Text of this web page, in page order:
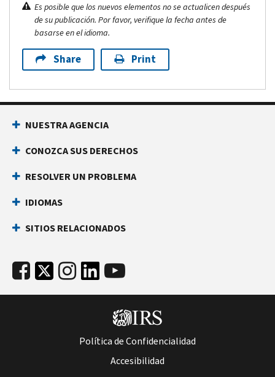
Es posible que los nuevos elementos no se actualicen después
de su publicación. Por favor, verifique la fecha antes de
basarse en el idioma.
Share Print
NUESTRA AGENCIA
CONOZCA SUS DERECHOS
RESOLVER UN PROBLEMA
IDIOMAS
SITIOS RELACIONADOS
Política de Confidencialidad
Accesibilidad